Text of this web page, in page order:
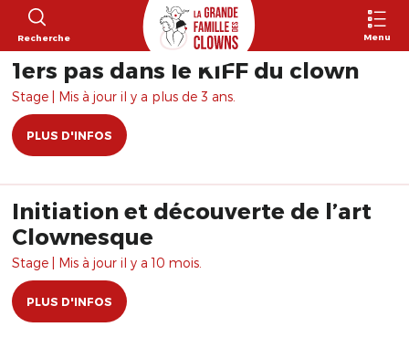
Recherche Menu
1ers pas dans le KIFF du clown
Stage | Mis à jour il y a plus de 3 ans.
PLUS D'INFOS
Initiation et découverte de l’art
Clownesque
Stage | Mis à jour il y a 10 mois.
PLUS D'INFOS